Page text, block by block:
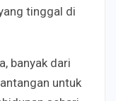
tinggal di
banyak dari
untuk